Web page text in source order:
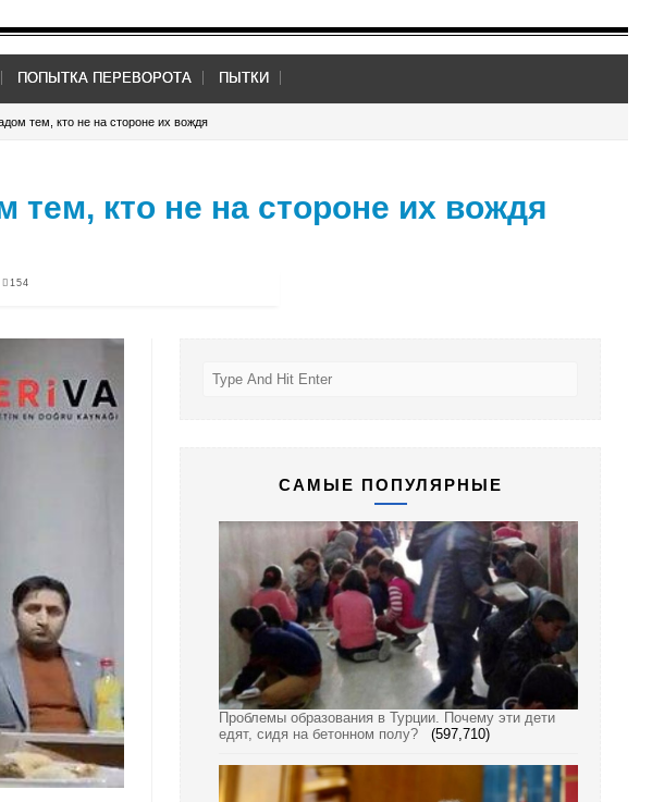
ПОПЫТКА ПЕРЕВОРОТА ПЫТКИ
тем, кто не на стороне их вождя
тем, кто не на стороне их вождя
154
САМЫЕ ПОПУЛЯРНЫЕ
Проблемы образования в Турции. Почему эти дети
едят, сидя на бетонном полу?
(597,710)